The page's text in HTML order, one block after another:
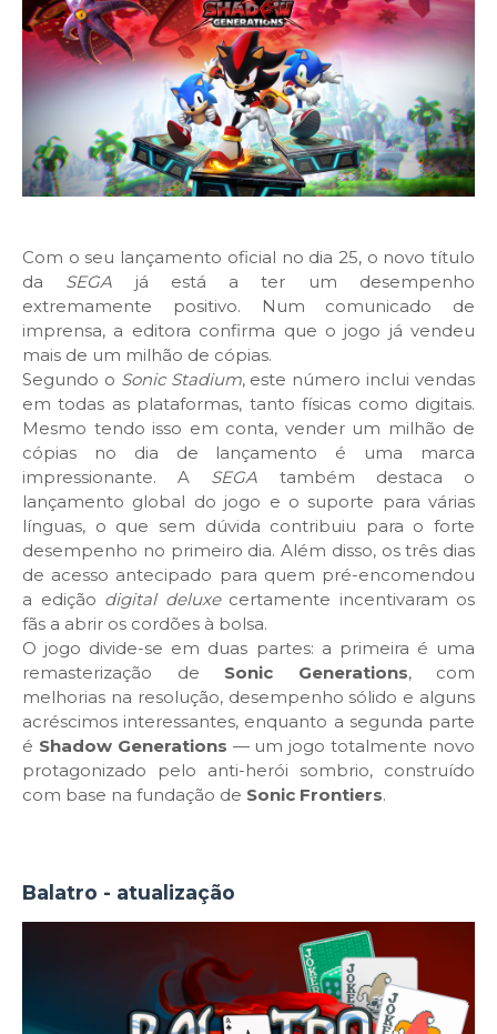
Com o seu lançamento oficial no dia 25, o novo título
da SEGA já está a ter um desempenho
extremamente positivo. Num comunicado de
imprensa, a editora confirma que o jogo já vendeu
mais de um milhão de cópias.
Segundo o Sonic Stadium, este número inclui vendas
em todas as plataformas, tanto físicas como digitais.
Mesmo tendo isso em conta, vender um milhão de
cópias no dia de lançamento é uma marca
impressionante. A SEGA também destaca o
lançamento global do jogo e o suporte para várias
línguas, o que sem dúvida contribuiu para o forte
desempenho no primeiro dia. Além disso, os três dias
de acesso antecipado para quem pré-encomendou
a edição digital deluxecertamente incentivaram os
fãs a abrir os cordões à bolsa.
O jogo divide-se em duas partes: a primeira é uma
remasterização de Sonic Generations, com
melhorias na resolução, desempenho sólido e alguns
acréscimos interessantes, enquanto a segunda parte
é Shadow Generations — um jogo totalmente novo
protagonizado pelo anti-herói sombrio, construído
com base na fundação de Sonic Frontiers.
Balatro - atualização